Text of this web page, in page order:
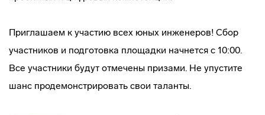
Приглашаем к участию всех юных инженеров! Сбор
участников и подготовка площадки начнется с 10:00.
Все участники будут отмечены призами. Не упустите
шанс продемонстрировать свои таланты.